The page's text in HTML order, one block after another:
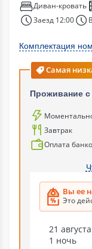
Диван-кровать
Заезд 12:00
Комплектация
Самая
Проживание с
Завтрак
Оплата
Вы ее
Это
21
1 ночь